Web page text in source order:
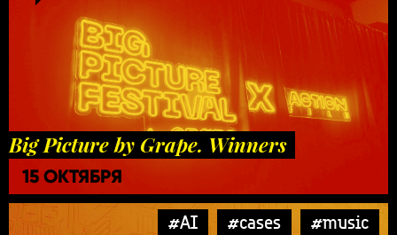
Big Picture by Grape. Winners
15 ОКТЯБРЯ
#AI #cases #music